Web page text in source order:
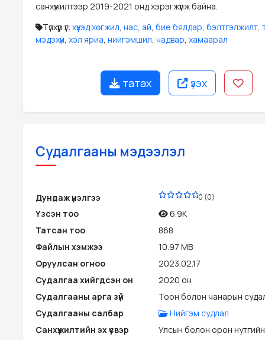
санхүүжилтээр 2019-2021 онд хэрэгжүүлж байна.
Түлхүүр үг: хүүхэд хөгжил, нас, ай, бие бялдар, бэлтгэлжилт,
мэдэхүй, хэл яриа, нийгэмшил, чадвар, хамаарал
татах үзэх
Судалгааны мэдээлэл
Дундаж үнэлгээ 0 (0)
Үзсэн тоо
6.9K
Татсан тоо
868
Файлын хэмжээ
10.97 MB
Оруулсан огноо
2023.02.17
Судалгаа хийгдсэн он
2020 он
Судалгааны арга зүй
Тоон болон чанарын
Судалгааны салбар
Нийгэм судлал
Санхүүжилтийн эх үүсвэр
Улсын болон орон